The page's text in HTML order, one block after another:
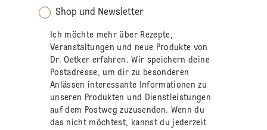
Shop und Newsletter
Ich möchte mehr über Rezepte,
Veranstaltungen und neue Produkte von
Dr. Oetker erfahren. Wir speichern deine
Postadresse, um dir zu besonderen
Anlässen interessante Informationen zu
unseren Produkten und Dienstleistungen
auf dem Postweg zuzusenden. Wenn du
das nicht möchtest, kannst du jederzeit